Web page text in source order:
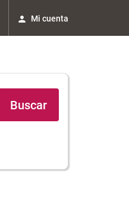
Mi cuenta
Buscar